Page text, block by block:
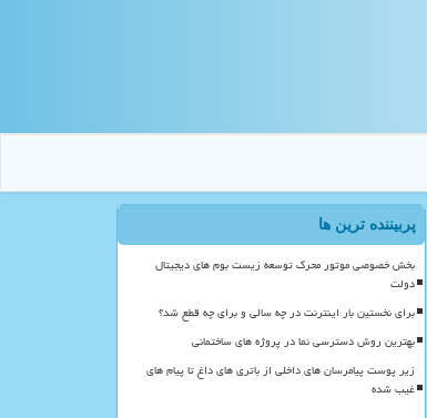
پربیننده ترین ها
بخش خصوصی موتور محرک توسعه زیست بوم های دیجیتال
دولت
برای نخستین بار اینترنت در چه سالی و برای چه قطع شد؟
بهترین روش دسترسی نما در پروژه های ساختمانی
زیر پوست پیامرسان های داخلی از باتری های داغ تا پیام های
غیب شده